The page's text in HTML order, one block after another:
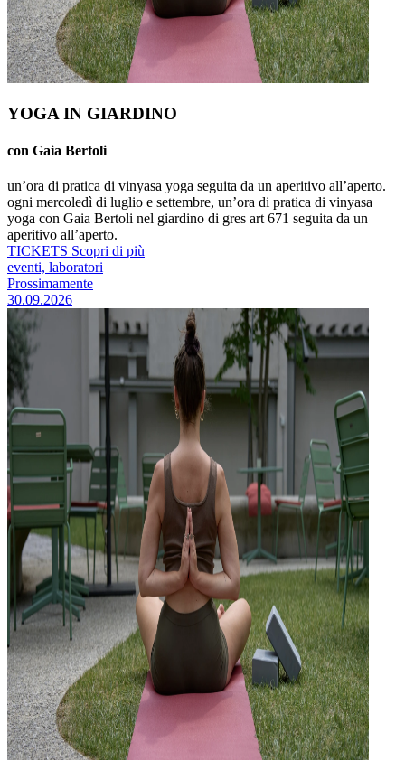
YOGA IN GIARDINO
con Gaia Bertoli
un’ora di pratica di vinyasa yoga seguita da un aperitivo all’aperto.
ogni mercoledì di luglio e settembre, un’ora di pratica di vinyasa
yoga con Gaia Bertoli nel giardino di gres art 671 seguita da un
aperitivo all’aperto.
TICKETS Scopri di più
eventi, laboratori
Prossimamente
30.09.2026